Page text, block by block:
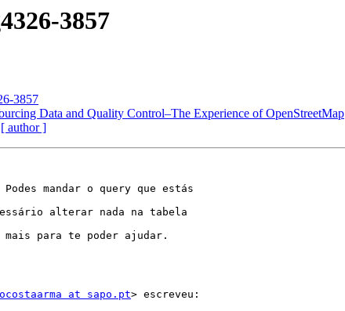
3857
3857
Data and Quality Control–The Experience of OpenStreetMap
[ author ]
mandar o query que estás
alterar nada na tabela
mais para te poder ajudar.
at sapo.pt> escreveu: